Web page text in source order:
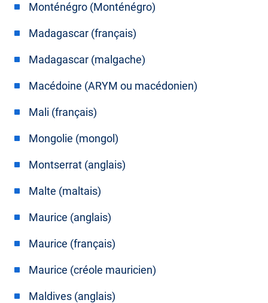
Monténégro (Monténégro)
Madagascar (français)
Madagascar (malgache)
Macédoine (ARYM ou macédonien)
Mali (français)
Mongolie (mongol)
Montserrat (anglais)
Malte (maltais)
Maurice (anglais)
Maurice (français)
Maurice (créole mauricien)
Maldives (anglais)